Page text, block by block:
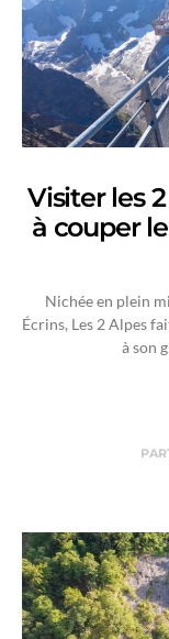
Visiter les
à couper
Nichée en plein
Écrins, Les 2 Alpes
à son